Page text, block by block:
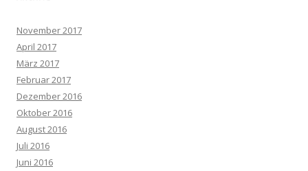
November 2017
April 2017
März 2017
Februar 2017
Dezember 2016
Oktober 2016
August 2016
Juli 2016
Juni 2016